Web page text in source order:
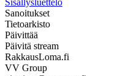
Sanoitukset
Tietoarkisto
Päivittää
Päivitä stream
RakkausLoma.fi
VV Group